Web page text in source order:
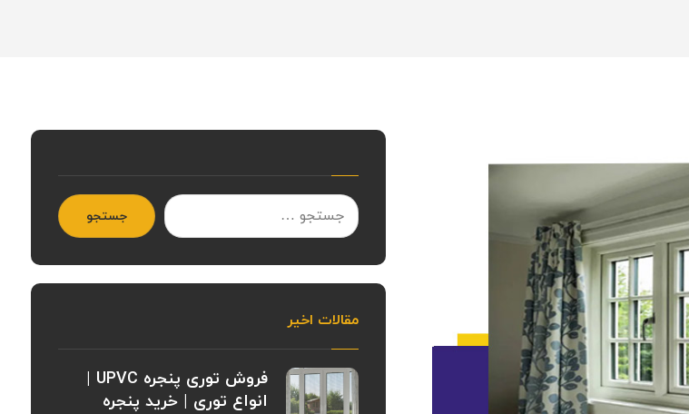
جستجو
مقالات اخیر
فروش توری پنجره UPVC |
انواع توری | خرید پنجره